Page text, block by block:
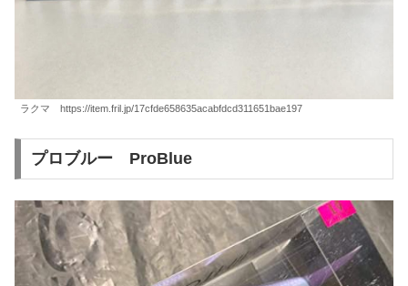
ラクマ https://item.fril.jp/17cfde658635acabfdcd311651bae197
プロブルー ProBlue